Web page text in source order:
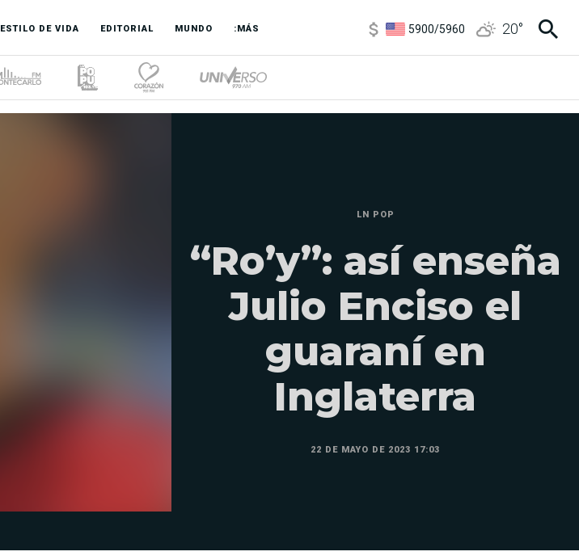
ESTILO DE VIDA EDITORIAL MUNDO :MÁS
1100/1160
20°
LN POP
“Ro’y”: así enseña
Julio Enciso el
guaraní en
Inglaterra
22 DE MAYO DE 2023 17:03